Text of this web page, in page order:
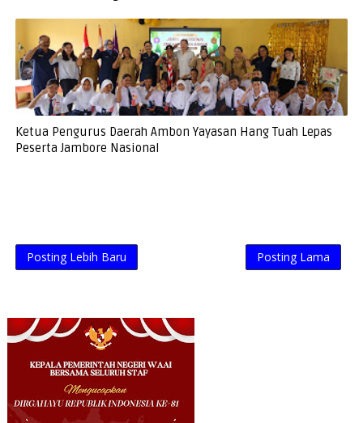
Ketua Pengurus Daerah Ambon Yayasan Hang Tuah Lepas
Peserta Jambore Nasional
Posting Lebih Baru Posting Lama